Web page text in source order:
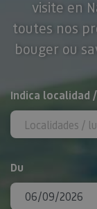
visite en
toutes nos
bouger ou
Rechercher
Indica localidad
Du